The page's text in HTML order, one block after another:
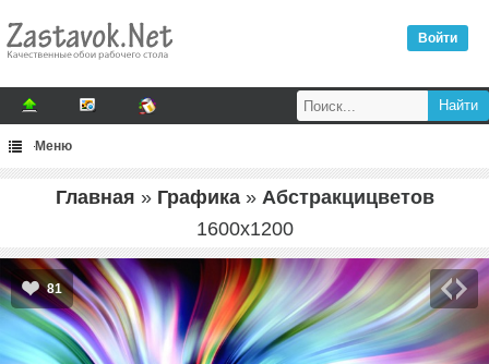
Войти
Меню
Главная » Графика» Абстракцицветов
1600x1200
81